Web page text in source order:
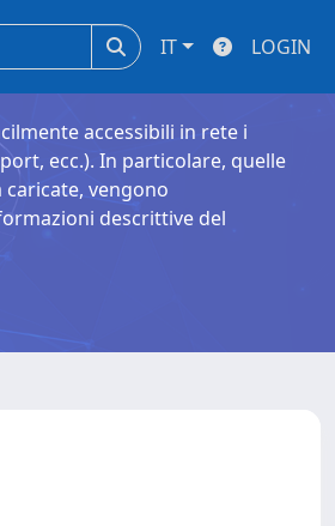
IT LOGIN
accessibili in rete i
ecc.). In particolare, quelle
vengono
descrittive del